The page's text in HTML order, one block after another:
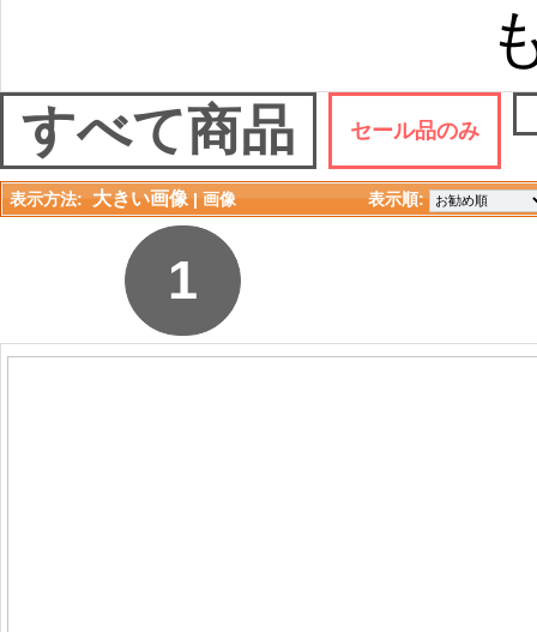
すべて商品 セール品のみ
表示方法: 大きい画像 | 画像 表示順:
1